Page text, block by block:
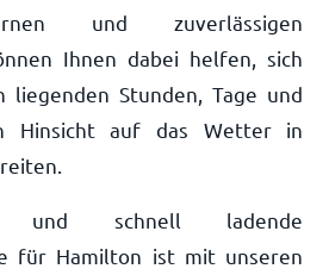
und zuverlässigen
Ihnen dabei helfen, sich
Stunden, Tage und
Hinsicht auf das Wetter in
und schnell ladende
für Hamilton ist mit unseren